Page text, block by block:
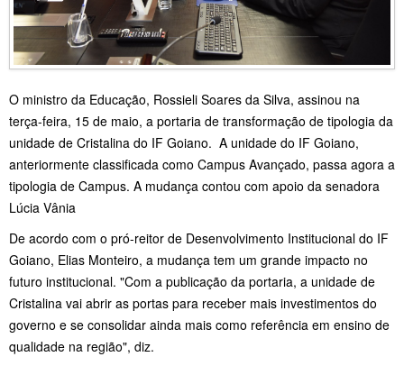
O ministro da Educação, Rossieli Soares da Silva, assinou na
terça-feira, 15 de maio, a portaria de transformação de tipologia da
unidade de Cristalina do IF Goiano. A unidade do IF Goiano,
anteriormente classificada como Campus Avançado, passa agora a
tipologia de Campus. A mudança contou com apoio da senadora
Lúcia Vânia
De acordo com o pró-reitor de Desenvolvimento Institucional do IF
Goiano, Elias Monteiro, a mudança tem um grande impacto no
futuro institucional. "Com a publicação da portaria, a unidade de
Cristalina vai abrir as portas para receber mais investimentos do
governo e se consolidar ainda mais como referência em ensino de
qualidade na região", diz.